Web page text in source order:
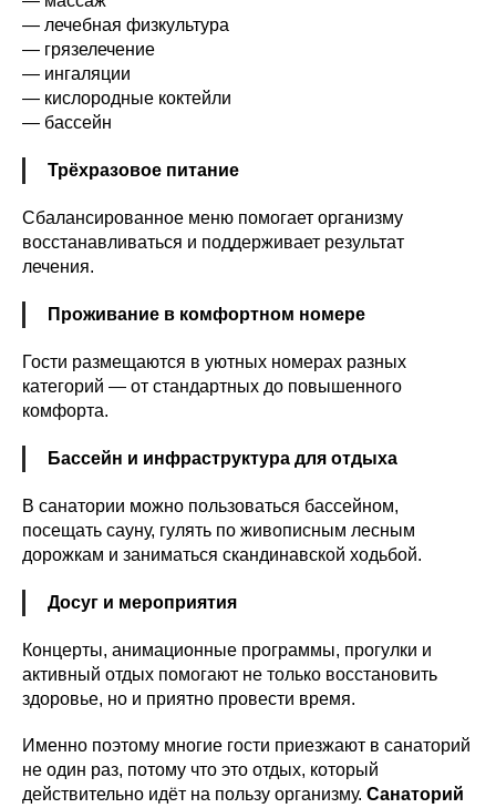
— лечебная физкультура
— грязелечение
— ингаляции
— кислородные коктейли
— бассейн
Трёхразовое питание
Сбалансированное меню помогает организму
восстанавливаться и поддерживает результат
лечения.
Проживание в комфортном номере
Гости размещаются в уютных номерах разных
категорий — от стандартных до повышенного
комфорта.
Бассейн и инфраструктура для отдыха
В санатории можно пользоваться бассейном,
посещать сауну, гулять по живописным лесным
дорожкам и заниматься скандинавской ходьбой.
Досуг и мероприятия
Концерты, анимационные программы, прогулки и
активный отдых помогают не только восстановить
здоровье, но и приятно провести время.
Именно поэтому многие гости приезжают в санаторий
не один раз, потому что это отдых, который
действительно идёт на пользу организму. Санаторий